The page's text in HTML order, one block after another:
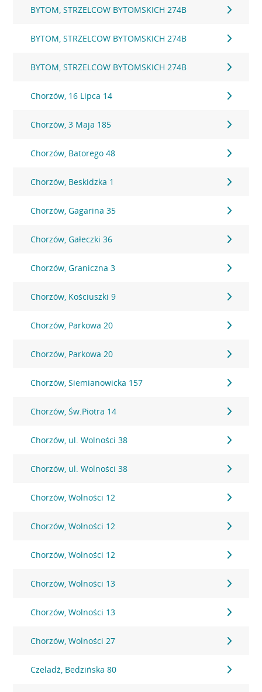
BYTOM, STRZELCOW BYTOMSKICH 274B
BYTOM, STRZELCOW BYTOMSKICH 274B
BYTOM, STRZELCOW BYTOMSKICH 274B
Chorzów, 16 Lipca 14
Chorzów, 3 Maja 185
Chorzów, Batorego 48
Chorzów, Beskidzka 1
Chorzów, Gagarina 35
Chorzów, Gałeczki 36
Chorzów, Graniczna 3
Chorzów, Kościuszki 9
Chorzów, Parkowa 20
Chorzów, Parkowa 20
Chorzów, Siemianowicka 157
Chorzów, Św.Piotra 14
Chorzów, ul. Wolności 38
Chorzów, ul. Wolności 38
Chorzów, Wolności 12
Chorzów, Wolności 12
Chorzów, Wolności 12
Chorzów, Wolności 13
Chorzów, Wolności 13
Chorzów, Wolności 27
Czeladź, Bedzińska 80